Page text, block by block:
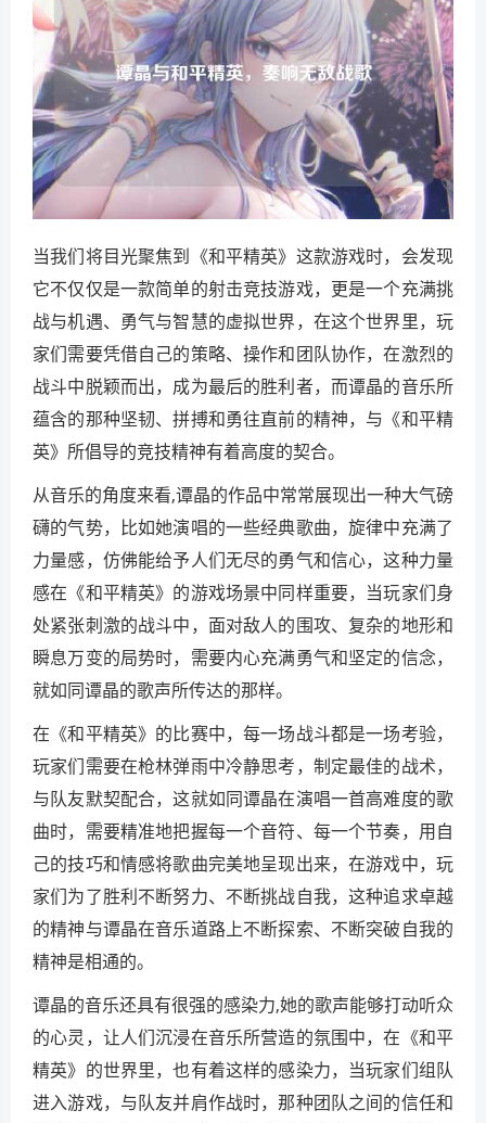
当我们将目光聚焦到《和平精英》这款游戏时，会发现
它不仅仅是一款简单的射击竞技游戏，更是一个充满挑
战与机遇、勇气与智慧的虚拟世界，在这个世界里，玩
家们需要凭借自己的策略、操作和团队协作，在激烈的
战斗中脱颖而出，成为最后的胜利者，而谭晶的音乐所
蕴含的那种坚韧、拼搏和勇往直前的精神，与《和平精
英》所倡导的竞技精神有着高度的契合。
从音乐的角度来看,谭晶的作品中常常展现出一种大气磅
礴的气势，比如她演唱的一些经典歌曲，旋律中充满了
力量感，仿佛能给予人们无尽的勇气和信心，这种力量
感在《和平精英》的游戏场景中同样重要，当玩家们身
处紧张刺激的战斗中，面对敌人的围攻、复杂的地形和
瞬息万变的局势时，需要内心充满勇气和坚定的信念，
就如同谭晶的歌声所传达的那样。
在《和平精英》的比赛中，每一场战斗都是一场考验，
玩家们需要在枪林弹雨中冷静思考，制定最佳的战术，
与队友默契配合，这就如同谭晶在演唱一首高难度的歌
曲时，需要精准地把握每一个音符、每一个节奏，用自
己的技巧和情感将歌曲完美地呈现出来，在游戏中，玩
家们为了胜利不断努力、不断挑战自我，这种追求卓越
的精神与谭晶在音乐道路上不断探索、不断突破自我的
精神是相通的。
谭晶的音乐还具有很强的感染力,她的歌声能够打动听众
的心灵，让人们沉浸在音乐所营造的氛围中，在《和平
精英》的世界里，也有着这样的感染力，当玩家们组队
进入游戏，与队友并肩作战时，那种团队之间的信任和